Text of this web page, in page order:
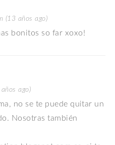
(13 años ago)
bonitos so far xoxo!
ago)
no se te puede quitar un
Nosotras también